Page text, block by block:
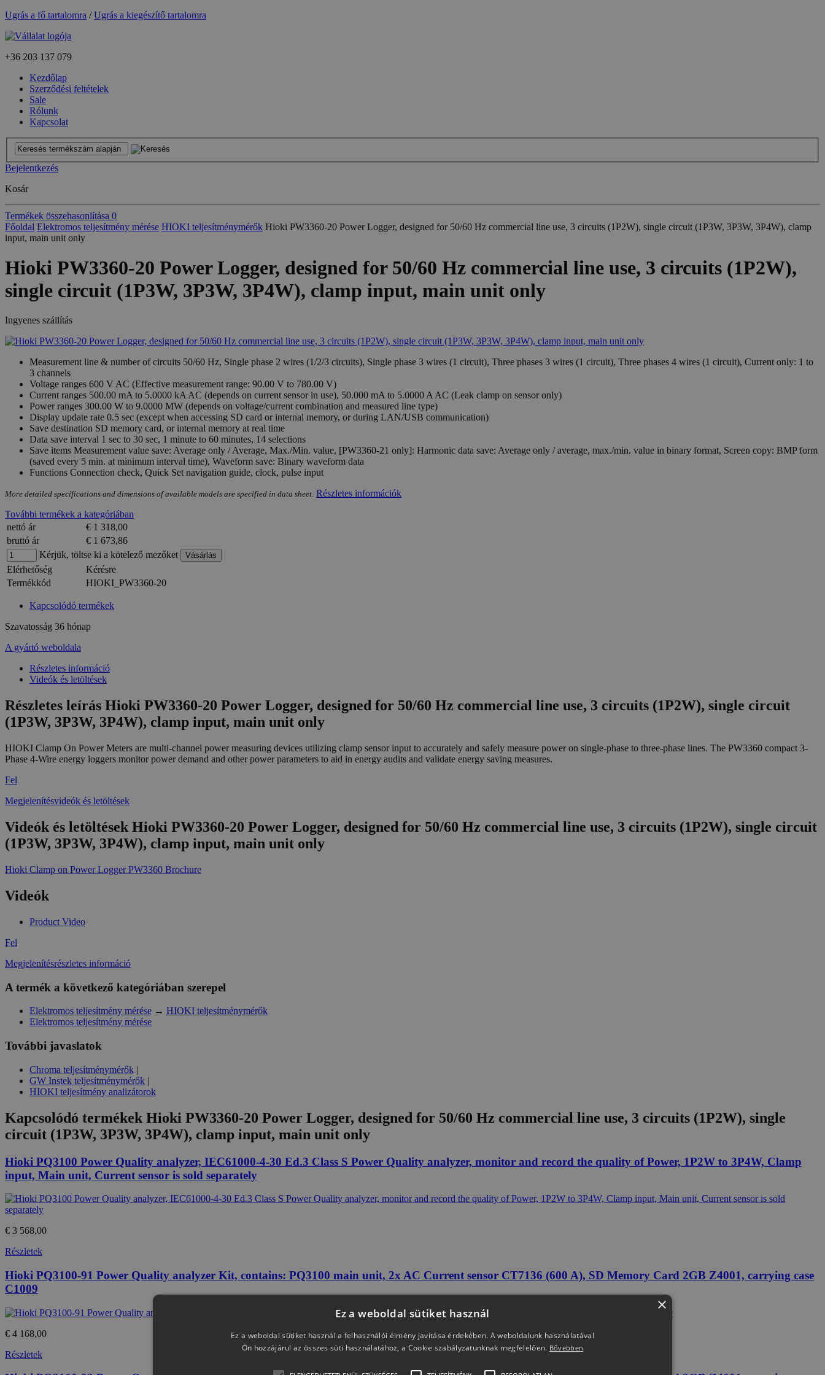
Ugrás a fő tartalomra /Ugrás a kiegészítő tartalomra
+36 203 137 079
Kezdőlap
Szerződési feltételek
Sale
Rólunk
Kapcsolat
Bejelentkezés
Kosár
Termékek összehasonlítása 0
Főoldal Elektromos teljesítmény mérése HIOKI teljesítménymérők Hioki PW3360-20 Power Logger, designed for 50/60 Hz commercial line use, 3 circuits (1P2W), single circuit (1P3W, 3P3W, 3P4W), clamp
input, main unit only
Hioki PW3360-20 Power Logger, designed for 50/60 Hz commercial line use, 3 circuits (1P2W),
single circuit (1P3W, 3P3W, 3P4W), clamp input, main unit only
Ingyenes szállítás
Measurement line & number of circuits 50/60 Hz, Single phase 2 wires (1/2/3 circuits), Single phase 3 wires (1 circuit), Three phases 3 wires (1 circuit), Three phases 4 wires (1 circuit), Current only: 1 to
3 channels
Voltage ranges 600 V AC (Effective measurement range: 90.00 V to 780.00 V)
Current ranges 500.00 mA to 5.0000 kA AC (depends on current sensor in use), 50.000 mA to 5.0000 A AC (Leak clamp on sensor only)
Power ranges 300.00 W to 9.0000 MW (depends on voltage/current combination and measured line type)
Display update rate 0.5 sec (except when accessing SD card or internal memory, or during LAN/USB communication)
Save destination SD memory card, or internal memory at real time
Data save interval 1 sec to 30 sec, 1 minute to 60 minutes, 14 selections
Save items Measurement value save: Average only / Average, Max./Min. value, [PW3360-21 only]: Harmonic data save: Average only / average, max./min. value in binary format, Screen copy: BMP form
(saved every 5 min. at minimum interval time), Waveform save: Binary waveform data
Functions Connection check, Quick Set navigation guide, clock, pulse input
More detailed specifications and dimensions of available models are specified in data sheet. Részletes információk
További termékek a kategóriában
nettó ár
€ 1 318,00
bruttó ár
€ 1 673,86
Kérjük, töltse ki a kötelező mezőket
Elérhetőség
Kérésre
Termékkód
HIOKI_PW3360-20
Kapcsolódó termékek
Szavatosság 36 hónap
A gyártó weboldala
Részletes információ
Videók és letöltések
Részletes leírás Hioki PW3360-20 Power Logger, designed for 50/60 Hz commercial line use, 3 circuits (1P2W), single circuit
(1P3W, 3P3W, 3P4W), clamp input, main unit only
HIOKI Clamp On Power Meters are multi-channel power measuring devices utilizing clamp sensor input to accurately and safely measure power on single-phase to three-phase lines. The PW3360 compact 3-
Phase 4-Wire energy loggers monitor power demand and other power parameters to aid in energy audits and validate energy saving measures.
Fel
Megjelenítésvideók és letöltések
Videók és letöltések Hioki PW3360-20 Power Logger, designed for 50/60 Hz commercial line use, 3 circuits (1P2W), single circuit
(1P3W, 3P3W, 3P4W), clamp input, main unit only
Hioki Clamp on Power Logger PW3360 Brochure
Videók
Product Video
Fel
Megjelenítésrészletes információ
A termék a következő kategóriában szerepel
Elektromos teljesítmény mérése → HIOKI teljesítménymérők
Elektromos teljesítmény mérése
További javaslatok
Chroma teljesítménymérők |
GW Instek teljesítménymérők |
HIOKI teljesítmény analizátorok
Kapcsolódó termékek Hioki PW3360-20 Power Logger, designed for 50/60 Hz commercial line use, 3 circuits (1P2W), single
circuit (1P3W, 3P3W, 3P4W), clamp input, main unit only
Hioki PQ3100 Power Quality analyzer, IEC61000-4-30 Ed.3 Class S Power Quality analyzer, monitor and record the quality of Power, 1P2W to 3P4W, Clamp
input, Main unit, Current sensor is sold separately
€ 3 568,00
Részletek
Hioki PQ3100-91 Power Quality analyzer Kit, contains: PQ3100 main unit, 2x AC Current sensor CT7136 (600 A), SD Memory Card 2GB Z4001, carrying case
C1009
€ 4 168,00
Részletek
×
Ez a weboldal sütiket használ
Ez a weboldal sütiket használ a felhasználói élmény javítása érdekében. A weboldalunk használatával
Ön hozzájárul az összes süti használatához, a Cookie szabályzatunknak megfelelően. Bővebben